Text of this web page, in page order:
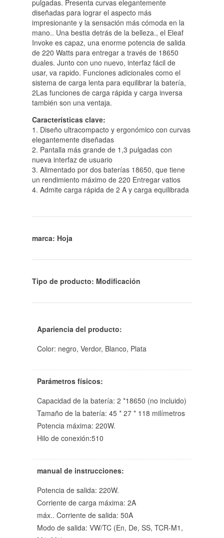
pulgadas. Presenta curvas elegantemente
diseñadas para lograr el aspecto más
impresionante y la sensación más cómoda en la
mano.. Una bestia detrás de la belleza., el Eleaf
Invoke es capaz, una enorme potencia de salida
de 220 Watts para entregar a través de 18650
duales. Junto con uno nuevo, interfaz fácil de
usar, va rapido. Funciones adicionales como el
sistema de carga lenta para equilibrar la batería,
2Las funciones de carga rápida y carga inversa
también son una ventaja.
Características clave:
1. Diseño ultracompacto y ergonómico con curvas
elegantemente diseñadas
2. Pantalla más grande de 1,3 pulgadas con
nueva interfaz de usuario
3. Alimentado por dos baterías 18650, que tiene
un rendimiento máximo de 220 Entregar vatios
4. Admite carga rápida de 2 A y carga equilibrada
marca: Hoja
Tipo de producto: Modificación
Apariencia del producto:
Color: negro, Verdor, Blanco, Plata
Parámetros físicos:
Capacidad de la batería: 2 *18650 (no incluido)
Tamaño de la batería: 45 * 27 * 118 milímetros
Potencia máxima: 220W.
Hilo de conexión:510
manual de instrucciones:
Potencia de salida: 220W.
Corriente de carga máxima: 2A
máx.. Corriente de salida: 50A
Modo de salida: VW/TC (En, De, SS, TCR-M1,